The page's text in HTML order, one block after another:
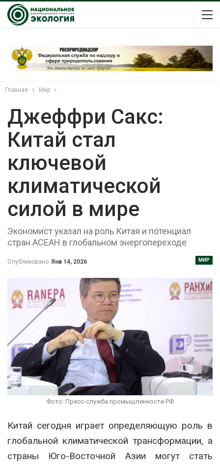
Главная Мир
Джеффри Сакс:
Китай стал
ключевой
климатической
силой в мире
Экономист указал на роль Китая и потенциал
стран АСЕАН в глобальном энергопереходе
МИР
Опубликовано Янв 14, 2026
Фото: Пресс-служба промышленности РФ
Китай сегодня играет определяющую роль в
глобальной климатической трансформации, а
страны Юго-Восточной Азии могут стать